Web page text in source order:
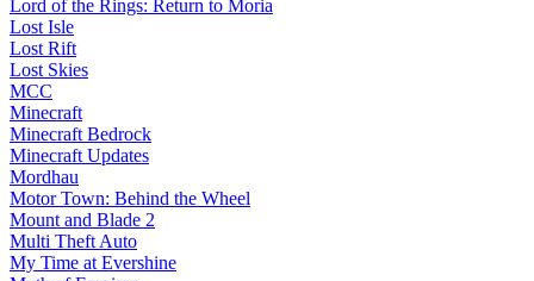
Lord of the Rings: Return to Moria
Lost Isle
Lost Rift
Lost Skies
MCC
Minecraft
Minecraft Bedrock
Minecraft Updates
Mordhau
Motor Town: Behind the Wheel
Mount and Blade 2
Multi Theft Auto
My Time at Evershine